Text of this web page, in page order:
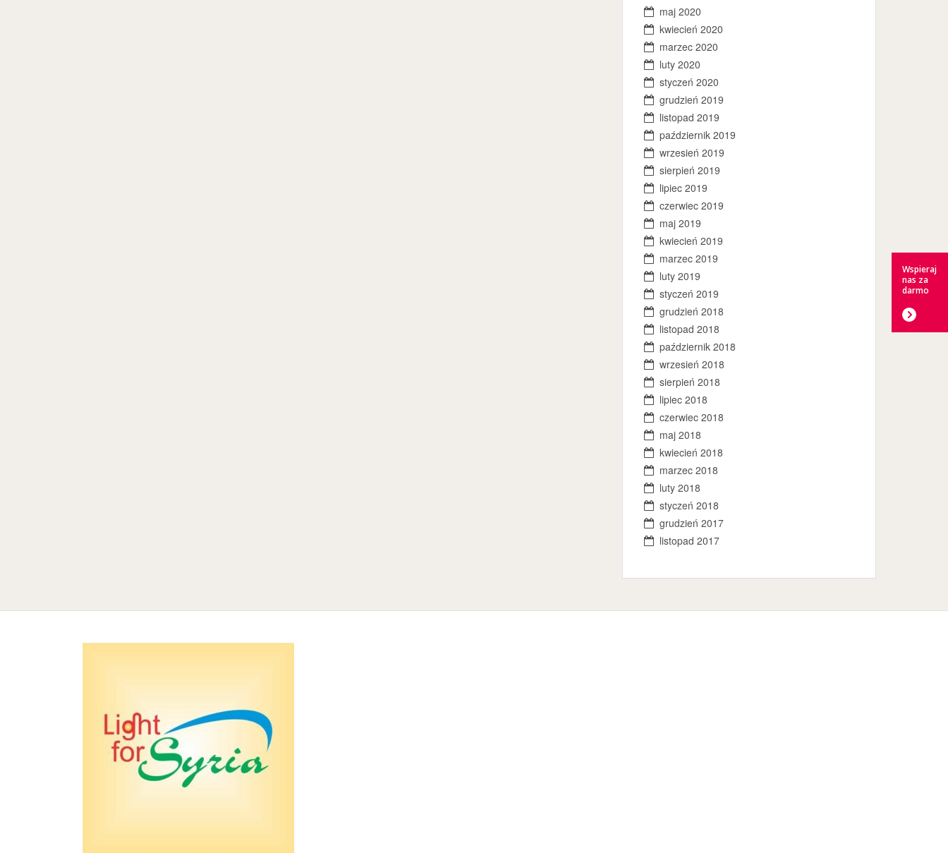
maj 2020
kwiecień 2020
marzec 2020
luty 2020
styczeń 2020
grudzień 2019
listopad 2019
październik 2019
wrzesień 2019
sierpień 2019
lipiec 2019
czerwiec 2019
maj 2019
kwiecień 2019
marzec 2019
luty 2019
styczeń 2019
grudzień 2018
listopad 2018
październik 2018
wrzesień 2018
sierpień 2018
lipiec 2018
czerwiec 2018
maj 2018
kwiecień 2018
marzec 2018
luty 2018
styczeń 2018
grudzień 2017
listopad 2017
Wspieraj
nas za
darmo